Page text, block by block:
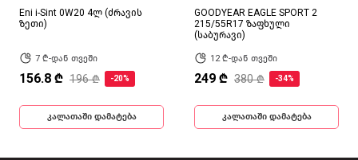
Eni i-Sint 0W20 4ლ (ძრავის
ზეთი)
7 ₾-დან თვეში
156.8 ₾ 196 ₾ -20%
კალათაში დამატება
GOODYEAR EAGLE SPORT 2
215/55R17 ზაფხული
(საბურავი)
12 ₾-დან თვეში
249 ₾ 380 ₾ -34%
კალათაში დამატება